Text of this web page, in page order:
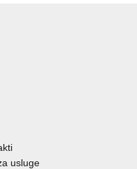
usluge